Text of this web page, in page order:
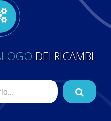
DEI RICAMBI